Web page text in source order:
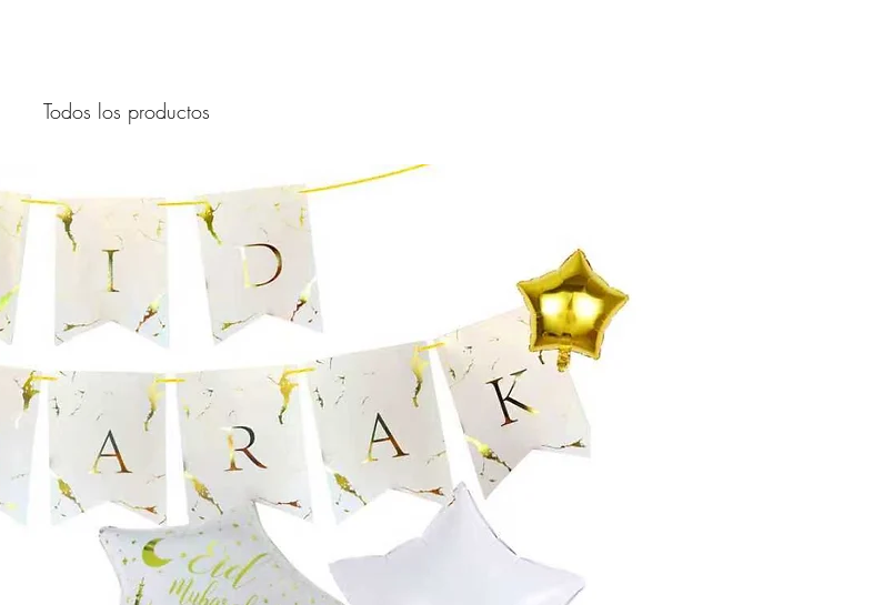
Todos los productos